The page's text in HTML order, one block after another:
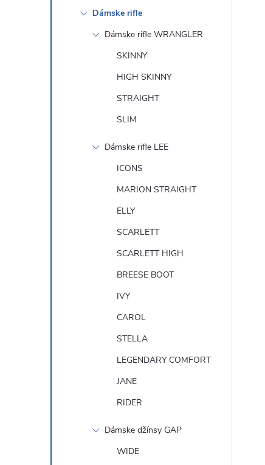
Dámske rifle
Dámske rifle WRANGLER
SKINNY
HIGH SKINNY
STRAIGHT
SLIM
Dámske rifle LEE
ICONS
MARION STRAIGHT
ELLY
SCARLETT
SCARLETT HIGH
BREESE BOOT
IVY
CAROL
STELLA
LEGENDARY COMFORT
JANE
RIDER
Dámske džínsy GAP
WIDE